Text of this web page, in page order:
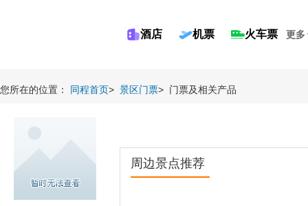
酒店 机票 火车票 更多
您所在的位置： 同程首页> 景区门票> 门票及相关产品
周边景点推荐